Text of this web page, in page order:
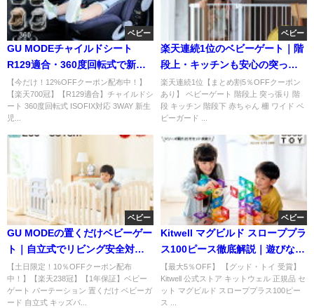
ベビー
GU MODEチャイルドシート
R129適合・360度回転式で新生
児〜12歳まで使える人気モデル
【今だけ！12%OFFクーポン配布中！】
【楽天700冠】【R129適合】チャイルドシ
ート 360度回転式 ISOFIX対応 3WAY 新生
児...
ベビー
楽天連続1位のベビーゲート｜階
段上・キッチンも安心の突っ張
り式人気柵
楽天連続1位【まとめ割5％OFFクーポン
あり】 ベビーゲート 階段上 突っ張り 階
段 キッチン 階段下 赤ちゃん 柵 ワイド ベ
ビーガード ...
ベビー
GU MODEの置くだけベビーゲー
ト｜自立式でリビング安全対策
に人気
【土日限定！10％OFFクーポン配布
中！】【楽天238冠】【1年保証】ベビー
ゲート パーテーション 置くだけ ベビーガ
ード 自立式 キッズパ...
ベビー
Kitwell マグビルド スローププラ
ス100ピース徹底解説｜遊びなが
ら学べる知育玩具
【最大5％OFF】 【グッド・トイ 受賞】
Kitwell 公式ストア キットウェル 正規品 セ
ット マグビルド スローププラス100ピー
ス ...